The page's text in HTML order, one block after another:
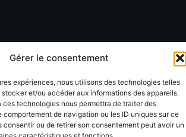
Gérer le consentement
expériences, nous utilisons des technologies telles
et/ou accéder aux informations des appareils.
ces technologies nous permettra de traiter des
comportement de navigation ou les ID uniques sur ce
consentir ou de retirer son consentement peut avoir un